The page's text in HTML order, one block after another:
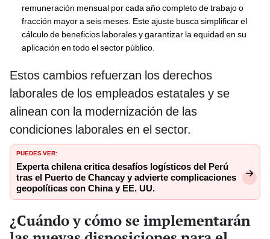
remuneración mensual por cada año completo de trabajo o
fracción mayor a seis meses. Este ajuste busca simplificar el
cálculo de beneficios laborales y garantizar la equidad en su
aplicación en todo el sector público.
Estos cambios refuerzan los derechos
laborales de los empleados estatales y se
alinean con la modernización de las
condiciones laborales en el sector.
PUEDES VER:
Experta chilena critica desafíos logísticos del Perú
tras el Puerto de Chancay y advierte complicaciones
geopolíticas con China y EE. UU.
¿Cuándo y cómo se implementarán